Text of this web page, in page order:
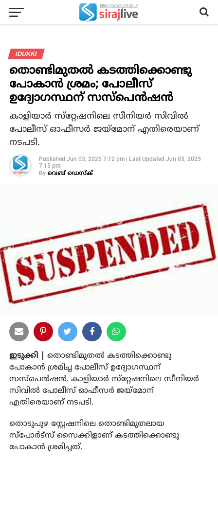
IDUKKI
തൊണ്ടിമുതല്‍ കടത്തിക്കൊണ്ടു
പോകാന്‍ ശ്രമം; പോലീസ്
ഉദ്യോഗസ്ഥന് സസ്‌പെന്‍ഷന്‍
കാളിയാര്‍ സ്‌റ്റേഷനിലെ സീനിയര്‍ സിവില്‍
പോലീസ് ഓഫീസര്‍ ജയ്‌മോന് എതിരെയാണ്
നടപടി.
Published Jun 03, 2025 7:12 pm| Last Updated Jun 03, 2025
7:15 pm
By വെബ് ഡെസ്‌ക്
ഇടുക്കി |
തൊണ്ടിമുതല്‍ കടത്തിക്കൊണ്ടു
പോകാന്‍ ശ്രമിച്ച പോലീസ് ഉദ്യോഗസ്ഥന്
സസ്‌പെന്‍ഷന്‍. കാളിയാര്‍ സ്‌റ്റേഷനിലെ സീനിയര്‍
സിവില്‍ പോലീസ് ഓഫീസര്‍ ജയ്‌മോന്
എതിരെയാണ് നടപടി.
തൊടുപുഴ സ്റ്റേഷനിലെ തൊണ്ടിമുതലായ
സ്‌പോര്‍ട്‌സ് സൈക്കിളാണ് കടത്തിക്കൊണ്ടു
പോകാന്‍ ശ്രമിച്ചത്.